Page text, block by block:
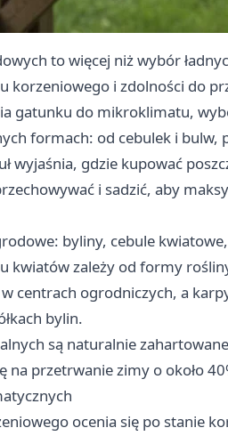
to więcej niż wybór
korzeniowego i zdolności do
gatunku do mikroklimatu,
formach: od cebulek i bulw,
wyjaśnia, gdzie kupować
i sadzić, aby
byliny, cebule
kwiatów zależy od formy
centrach ogrodniczych, a
bylin.
są naturalnie
na przetrwanie zimy o około
ocenia się po stanie